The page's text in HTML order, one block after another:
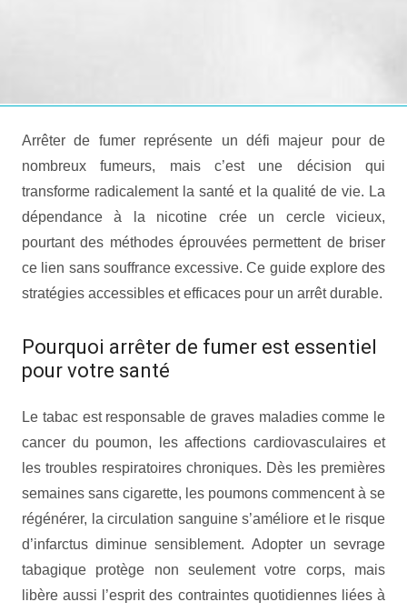
Arrêter de fumer représente un défi majeur pour de
nombreux fumeurs, mais c’est une décision qui
transforme radicalement la santé et la qualité de vie. La
dépendance à la nicotine crée un cercle vicieux,
pourtant des méthodes éprouvées permettent de briser
ce lien sans souffrance excessive. Ce guide explore des
stratégies accessibles et efficaces pour un arrêt durable.
Pourquoi arrêter de fumer est essentiel
pour votre santé
Le tabac est responsable de graves maladies comme le
cancer du poumon, les affections cardiovasculaires et
les troubles respiratoires chroniques. Dès les premières
semaines sans cigarette, les poumons commencent à se
régénérer, la circulation sanguine s’améliore et le risque
d’infarctus diminue sensiblement. Adopter un sevrage
tabagique protège non seulement votre corps, mais
libère aussi l’esprit des contraintes quotidiennes liées à